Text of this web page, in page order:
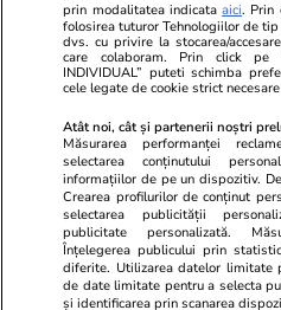
GSP.RO
Vești dure de la
accidentul celor de la
„Traumatism cranio-
prin modalitatea indicataaici. Prin
folosirea tuturor Tehnologiilor de
dvs. cu privire la stocarea/
care colaboram. Prin click pe
INDIVIDUAL” puteti schimba
cele legate de cookie strict
Atât noi, cât și partenerii noștri
Măsurarea performanței
selectarea conținutului
informațiilor de pe un dispozitiv.
Crearea profilurilor de conținut
selectarea publicității
publicitate personalizată.
Înțelegerea publicului prin
diferite. Utilizarea datelor limitate
de date limitate pentru a selecta
și identificarea prin scanarea